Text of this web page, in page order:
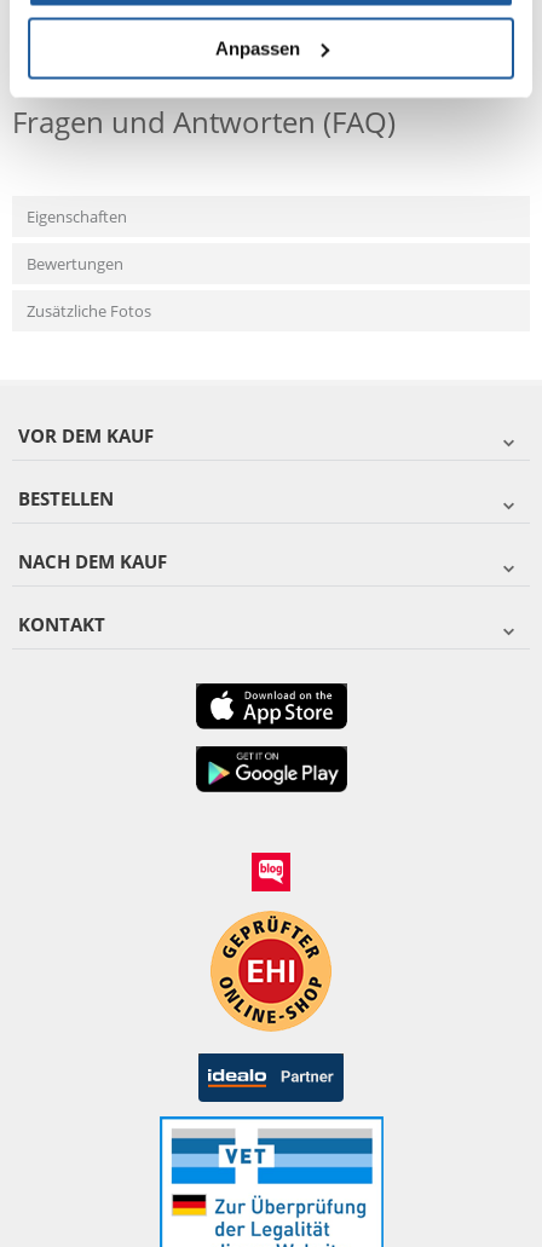
Anpassen
Fragen und Antworten (FAQ)
Eigenschaften
Bewertungen
Zusätzliche Fotos
VOR DEM KAUF
BESTELLEN
NACH DEM KAUF
KONTAKT